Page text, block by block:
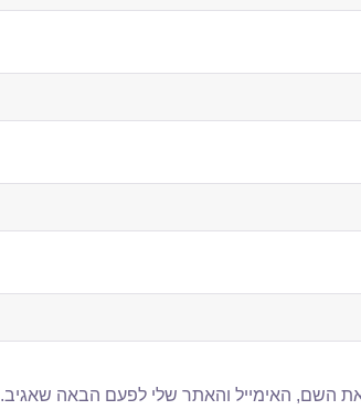
השם, האימייל והאתר שלי לפעם הבאה שאגיב.